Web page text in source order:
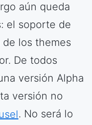
aún queda
el soporte de
los themes
De todos
versión Alpha
versión no
. No será lo